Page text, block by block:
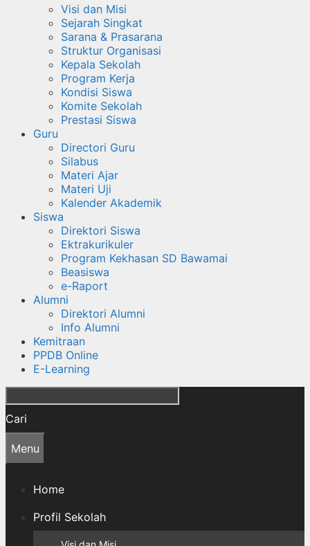
Visi dan Misi
Sejarah Singkat
Sarana & Prasarana
Struktur Organisasi
Kepala Sekolah
Program Kerja
Kondisi Siswa
Komite Sekolah
Prestasi Siswa
Guru
Directori Guru
Silabus
Materi Ajar
Materi Uji
Kalender Akademik
Siswa
Direktori Siswa
Ektrakurikuler
Program Kekhasan SD Bawamai
Beasiswa
e-Raport
Alumni
Direktori Alumni
Info Alumni
Kemitraan
PPDB Online
E-Learning
Cari
Menu
Home
Profil Sekolah